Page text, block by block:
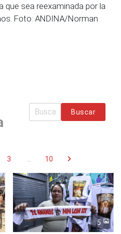
que sea reexaminada por la
Foto: ANDINA/Norman
Buscar
3 10 chevron_right
5